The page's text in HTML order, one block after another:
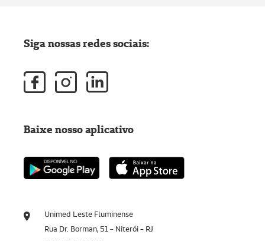
Unimed Leste Fluminense
Rua Dr. Borman, 51 - Niterói - RJ
Siga nossas redes sociais:
Baixe nosso aplicativo